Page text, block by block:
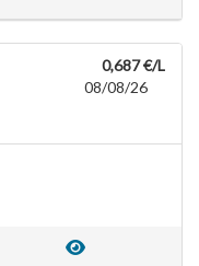
0,687 €/L
08/08/26